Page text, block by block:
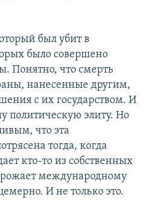
был убит в
было совершено
Понятно, что смерть
нанесенные другим,
с их государством. И
политическую элиту. Но
что эта
тогда, когда
кто-то из собственных
международному
И не только это.